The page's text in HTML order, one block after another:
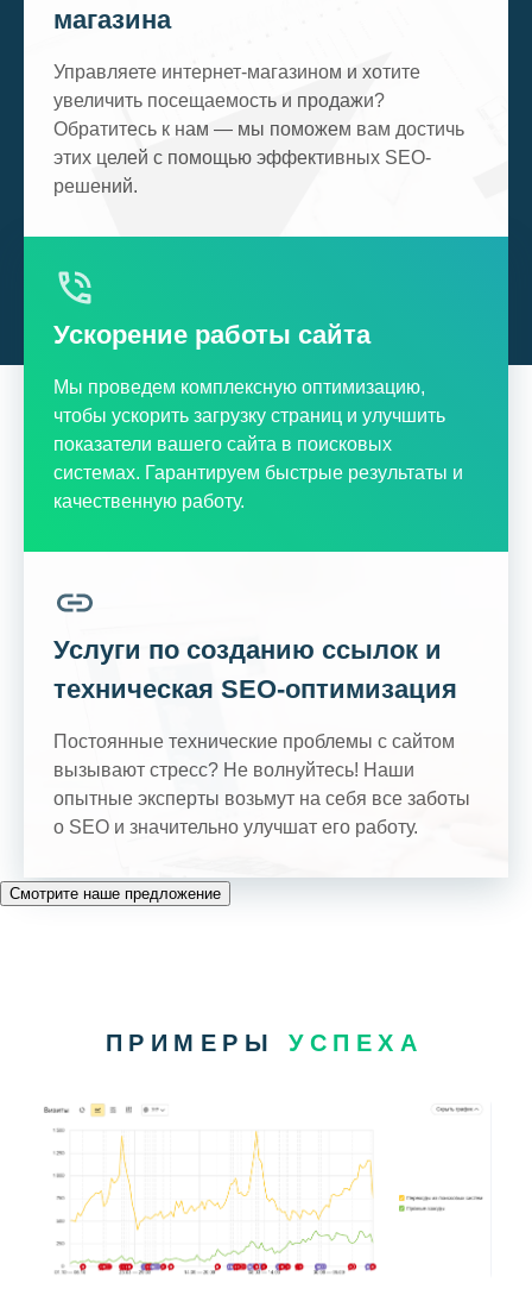
магазина
Управляете интернет-магазином и хотите
увеличить посещаемость и продажи?
Обратитесь к нам — мы поможем вам достичь
этих целей с помощью эффективных SEO-
решений.
Услуги по созданию ссылок и
техническая SEO-оптимизация
Постоянные технические проблемы с сайтом
вызывают стресс? Не волнуйтесь! Наши
опытные эксперты возьмут на себя все заботы
о SEO и значительно улучшат его работу.
Ускорение работы сайта
Мы проведем комплексную оптимизацию,
чтобы ускорить загрузку страниц и улучшить
показатели вашего сайта в поисковых
системах. Гарантируем быстрые результаты и
качественную работу.
Смотрите наше предложение
ПРИМЕРЫУСПЕХА